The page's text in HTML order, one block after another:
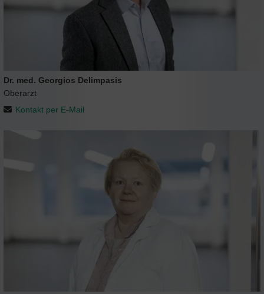
Dr. med. Georgios Delimpasis
Oberarzt
Kontakt per E-Mail